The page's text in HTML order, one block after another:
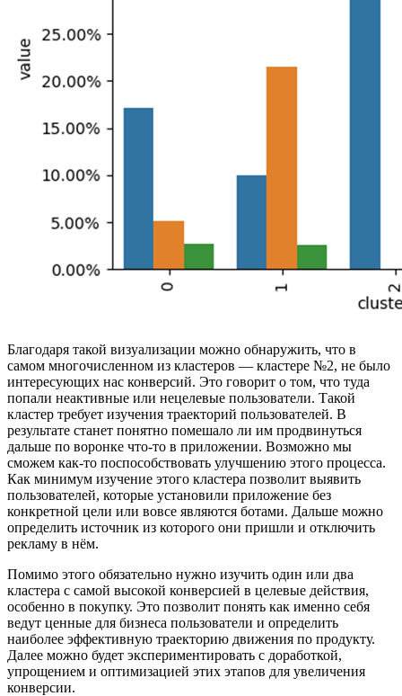
Благодаря такой визуализации можно обнаружить, что в
самом многочисленном из кластеров — кластере №2, не было
интересующих нас конверсий. Это говорит о том, что туда
попали неактивные или нецелевые пользователи. Такой
кластер требует изучения траекторий пользователей. В
результате станет понятно помешало ли им продвинуться
дальше по воронке что-то в приложении. Возможно мы
сможем как-то поспособствовать улучшению этого процесса.
Как минимум изучение этого кластера позволит выявить
пользователей, которые установили приложение без
конкретной цели или вовсе являются ботами. Дальше можно
определить источник из которого они пришли и отключить
рекламу в нём.
Помимо этого обязательно нужно изучить один или два
кластера с самой высокой конверсией в целевые действия,
особенно в покупку. Это позволит понять как именно себя
ведут ценные для бизнеса пользователи и определить
наиболее эффективную траекторию движения по продукту.
Далее можно будет экспериментировать с доработкой,
упрощением и оптимизацией этих этапов для увеличения
конверсии.